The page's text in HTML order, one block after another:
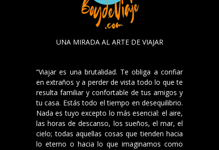
UNA MIRADA AL ARTE DE VIAJAR
“Viajar es una brutalidad. Te obliga a confiar
en extraños y a perder de vista todo lo que te
resulta familiar y confortable de tus amigos y
tu casa. Estás todo el tiempo en desequilibrio.
Nada es tuyo excepto lo más esencial: el aire,
las horas de descanso, los sueños, el mar, el
cielo; todas aquellas cosas que tienden hacia
lo eterno o hacia lo que imaginamos como